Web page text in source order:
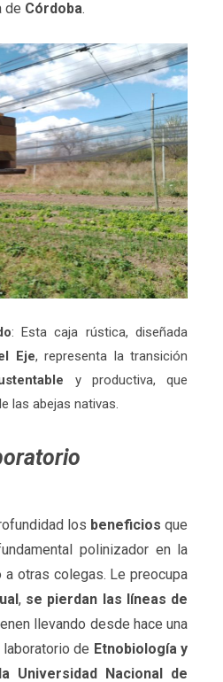
de Córdoba.
: Esta caja rústica, diseñada
Eje, representa la transición
y productiva, que
las abejas nativas.
los beneficios que
polinizador en la
a otras colegas. Le preocupa
, se pierdan las líneas de
llevando desde hace una
de Etnobiología y
Universidad Nacional de